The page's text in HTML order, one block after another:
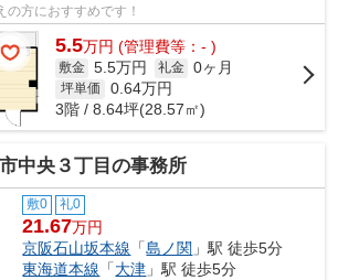
の方におすすめです！
5.5万円 (管理費等：- )
敷金 5.5万円 礼金 0ヶ月
坪単価 0.64万円
3階 / 8.64坪(28.57㎡)
中央３丁目の事務所
敷0 礼0
21.67万円
京阪石山坂本線 「島ノ関 」駅 徒歩5分
東海道本線 「大津 」駅 徒歩5分